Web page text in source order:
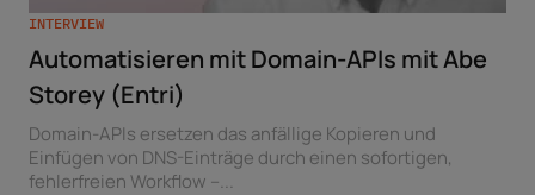
INTERVIEW
Automatisieren mit Domain-APIs mit Abe
Storey (Entri)
Domain-APIs ersetzen das anfällige Kopieren und
Einfügen von DNS-Einträge durch einen sofortigen,
fehlerfreien Workflow –...